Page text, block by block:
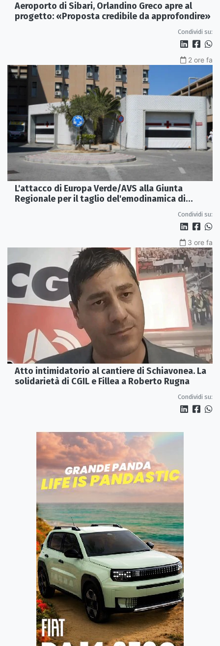
Aeroporto di Sibari, Orlandino Greco apre al
progetto: «Proposta credibile da approfondire»
Condividi su:
2 ore fa
L'attacco di Europa Verde/AVS alla Giunta
Regionale per il taglio del'emodinamica di
Condividi su:
3 ore fa
Atto intimidatorio al cantiere di Schiavonea. La
solidarietà di CGIL e Fillea a Roberto Rugna
Condividi su: